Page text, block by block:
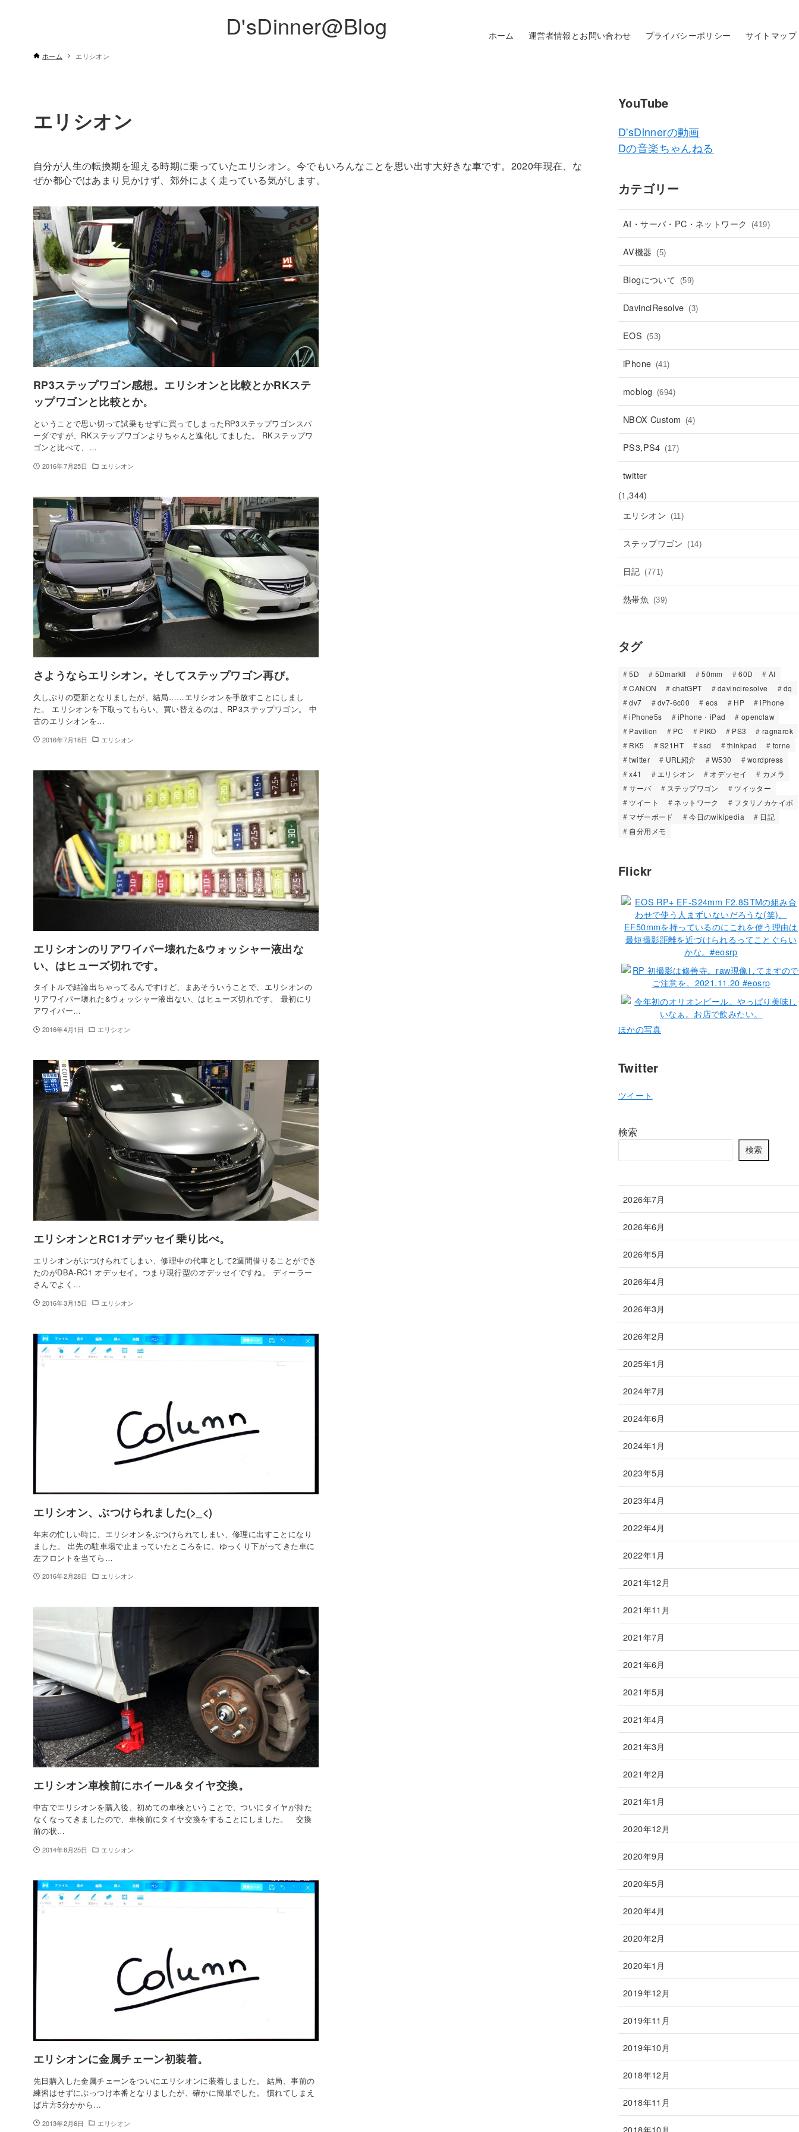
D'sDinner@Blog ホーム 運営者情報とお問い合わせ プライバシーポリシー サイトマップ
ホーム エリシオン
エリシオン
自分が人生の転換期を迎える時期に乗っていたエリシオン。今でもいろんなことを思い出す大好きな車です。2020年現在、な
ぜか都心ではあまり見かけず、郊外によく走っている気がします。
RP3ステップワゴン感想。エリシオンと比較とかRKステ
ップワゴンと比較とか。
ということで思い切って試乗もせずに買ってしまったRP3ステップワゴンスパ
ーダですが、RKステップワゴンよりちゃんと進化してました。 RKステップワ
ゴンと比べて、…
2016年7月25日 エリシオン
さようならエリシオン。そしてステップワゴン再び。
久しぶりの更新となりましたが、結局……エリシオンを手放すことにしまし
た。 エリシオンを下取ってもらい、買い替えるのは、RP3ステップワゴン。 中
古のエリシオンを…
2016年7月18日 エリシオン
エリシオンのリアワイパー壊れた&ウォッシャー液出な
い、はヒューズ切れです。
タイトルで結論出ちゃってるんですけど、まあそういうことで、エリシオンの
リアワイパー壊れた&ウォッシャー液出ない、はヒューズ切れです。 最初にリ
アワイパー…
2016年4月1日 エリシオン
エリシオンとRC1オデッセイ乗り比べ。
エリシオンがぶつけられてしまい、修理中の代車として2週間借りることができ
たのがDBA-RC1 オデッセイ。つまり現行型のオデッセイですね。 ディーラー
さんでよく…
2016年3月15日 エリシオン
エリシオン、ぶつけられました(>_<)
年末の忙しい時に、エリシオンをぶつけられてしまい、修理に出すことになり
ました。 出先の駐車場で止まっていたところをに、ゆっくり下がってきた車に
左フロントを当てら…
2016年2月28日 エリシオン
エリシオン車検前にホイール&タイヤ交換。
中古でエリシオンを購入後、初めての車検ということで、ついにタイヤが持た
なくなってきましたので、車検前にタイヤ交換をすることにしました。 交換
前の状…
2014年8月25日 エリシオン
エリシオンに金属チェーン初装着。
先日購入した金属チェーンをついにエリシオンに装着しました。 結局、事前の
練習はせずにぶっつけ本番となりましたが、確かに簡単でした。 慣れてしまえ
ば片方5分かから…
2013年2月6日 エリシオン
YouTube
D'sDinnerの動画
Dの音楽ちゃんねる
カテゴリー
AI・サーバ・PC・ネットワーク (419)
AV機器 (5)
Blogについて (59)
DavinciResolve (3)
EOS (53)
iPhone (41)
moblog (694)
NBOX Custom (4)
PS3,PS4 (17)
twitter
(1,344)
エリシオン (11)
ステップワゴン (14)
日記 (771)
熱帯魚 (39)
タグ
5D 5DmarkII 50mm 60D
AI
CANON
chatGPT davinciresolve
dq
dv7
dv7-6c00 eos HP
iPhone
iPhone5s
iPhone・iPad
openclaw
Pavilion
PC PIKO PS3
ragnarok
RK5
S21HT ssd thinkpad
torne
twitter
URL紹介 W530
wordpress
x41
エリシオン オデッセイ
カメラ
サーバ
ステップワゴン
ツイッター
ツイート
ネットワーク
フタリノカケイボ
マザーボード
今日のwikipedia
日記
自分用メモ
Flickr
ほかの写真
Twitter
ツイート
検索
検索
2026年7月
2026年6月
2026年5月
2026年4月
2026年3月
2026年2月
2025年1月
2024年7月
2024年6月
2024年1月
2023年5月
2023年4月
2022年4月
2022年1月
2021年12月
2021年11月
2021年7月
2021年6月
2021年5月
2021年4月
2021年3月
2021年2月
2021年1月
2020年12月
2020年9月
2020年5月
2020年4月
2020年2月
2020年1月
2019年12月
2019年11月
2019年10月
2018年12月
2018年11月
2018年10月